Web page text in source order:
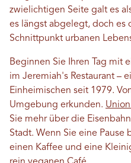
zwielichtigen Seite galt es
es längst abgelegt, doch es
Schnittpunkt urbanen
Beginnen Sie Ihren Tag mit
im Jeremiah's Restaurant –
Einheimischen seit 1979.
Umgebung erkunden.
Sie mehr über die
Stadt. Wenn Sie eine Pause
einen Kaffee und eine